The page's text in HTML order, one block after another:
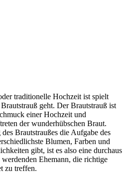
traditionelle Hochzeit ist spielt
geht. Der Brautstrauß ist
einer Hochzeit und
der wunderhübschen Braut.
Brautstraußes die Aufgabe des
Blumen, Farben und
gibt, ist es also eine durchaus
Ehemann, die richtige
zu treffen.